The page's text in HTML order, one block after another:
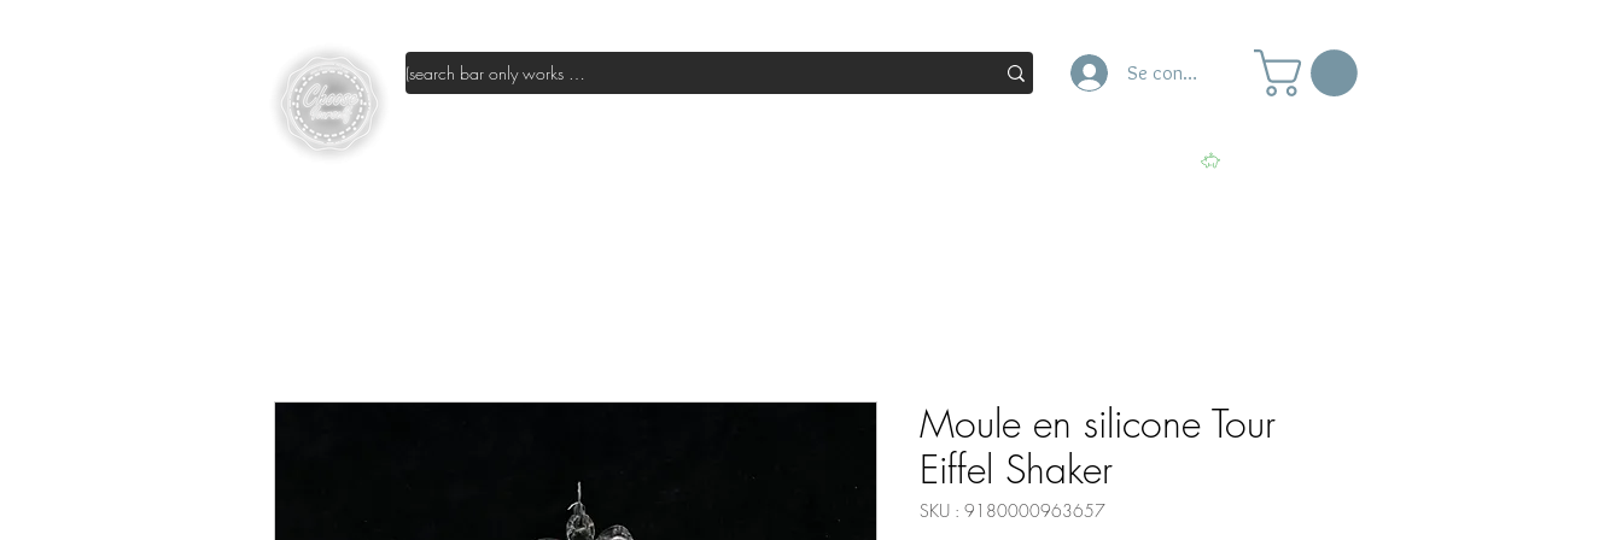
Se connecter
Ateliers
Moule en silicone Tour
Eiffel Shaker
SKU : 9180000963657